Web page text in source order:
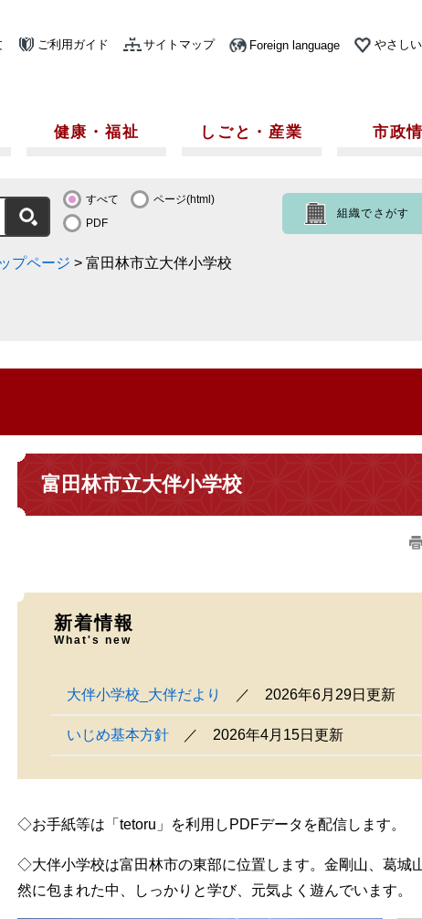
ご利用ガイド サイトマップ Foreign language やさし
健康・福祉 しごと・産業 市政
すべて
ページ(html)
PDF
組織でさがす
プページ > 富田林市立大伴小学校
富田林市立大伴小学校
新着情報
What's new
大伴小学校_大伴だより 2026年6月29日更新
いじめ基本方針 2026年4月15日更新
◇お手紙等は「tetoru」を利用しPDFデータを配信します。
◇大伴小学校は富田林市の東部に位置します。金剛山、葛城
然に包まれた中、しっかりと学び、元気よく遊んでいます。